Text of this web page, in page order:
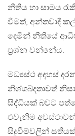
නීතිය හා සාමය
වීමත්, අන්තවාදී
දෙමින් නීතියේ
ප‍්‍රශ්න වන්නේය.
මධ්‍යස්ථ අදහස්
නිශ්ශබ්දතාවත්
සිද්ධියක් බවට
එවැනිම
සිදුවීම්වලින් සතියක්